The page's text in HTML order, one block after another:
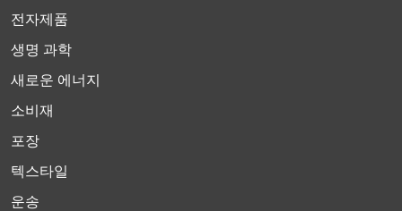
전자제품
생명 과학
새로운 에너지
소비재
포장
텍스타일
운송